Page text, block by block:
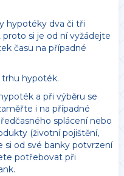
hypotéky dva či tři
si je od ní vyžádejte
času na případné
trhu hypoték.
a při výběru se
i na případné
splácení nebo
(životní pojištění,
si od své banky potvrzení
potřebovat při